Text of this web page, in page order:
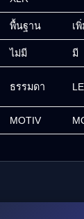
พื้นฐาน เ
ไม่มี มี
ธรรมดา
MOTIV